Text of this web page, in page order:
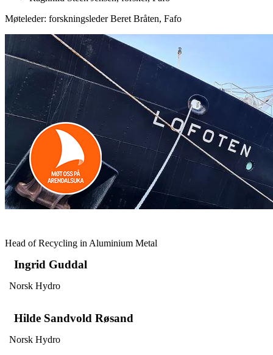
Møteleder: forskningsleder Beret Bråten, Fafo
Head of Recycling in Aluminium Metal
Ingrid Guddal
Norsk Hydro
Hilde Sandvold Røsand
Norsk Hydro